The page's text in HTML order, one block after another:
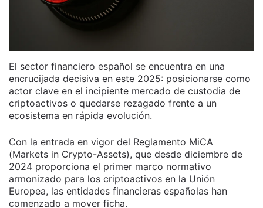
El sector financiero español se encuentra en una
encrucijada decisiva en este 2025: posicionarse como
actor clave en el incipiente mercado de custodia de
criptoactivos o quedarse rezagado frente a un
ecosistema en rápida evolución.
Con la entrada en vigor del Reglamento MiCA
(Markets in Crypto-Assets), que desde diciembre de
2024 proporciona el primer marco normativo
armonizado para los criptoactivos en la Unión
Europea, las entidades financieras españolas han
comenzado a mover ficha.